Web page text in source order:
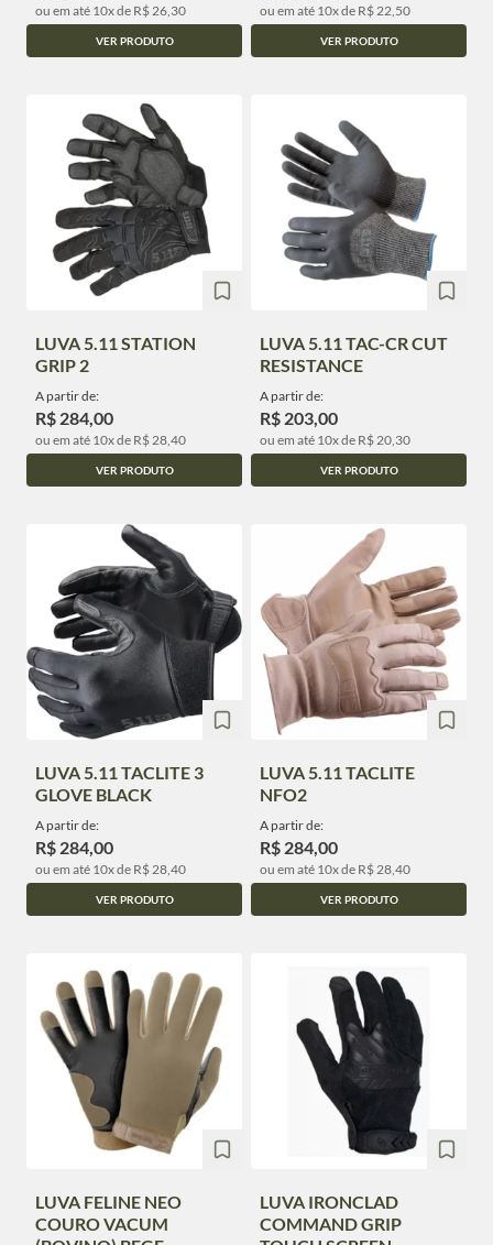
ou em até 10x de R$ 26,30
VER PRODUTO
ou em até 10x de R$ 22,50
VER PRODUTO
LUVA 5.11 STATION
GRIP 2
A partir de:
R$ 284,00
ou em até 10x de R$ 28,40
VER PRODUTO
LUVA 5.11 TAC-CR CUT
RESISTANCE
A partir de:
R$ 203,00
ou em até 10x de R$ 20,30
VER PRODUTO
LUVA 5.11 TACLITE 3
GLOVE BLACK
A partir de:
R$ 284,00
ou em até 10x de R$ 28,40
VER PRODUTO
LUVA 5.11 TACLITE
NFO2
A partir de:
R$ 284,00
ou em até 10x de R$ 28,40
VER PRODUTO
LUVA FELINE NEO
COURO VACUM
LUVA IRONCLAD
COMMAND GRIP